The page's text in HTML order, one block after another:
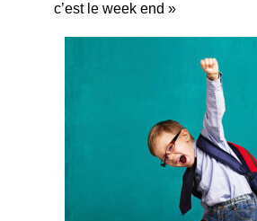
c’est le week end »